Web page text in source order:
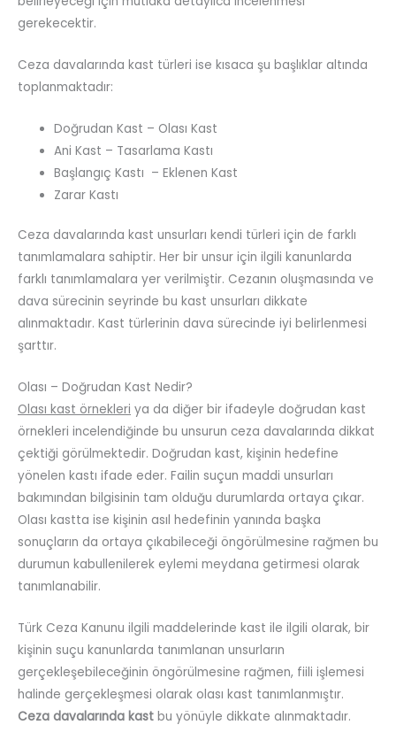
gerekecektir.
Ceza davalarında kast türleri ise kısaca şu başlıklar altında
toplanmaktadır:
Doğrudan Kast – Olası Kast
Ani Kast – Tasarlama Kastı
Başlangıç Kastı – Eklenen Kast
Zarar Kastı
Ceza davalarında kast unsurları kendi türleri için de farklı
tanımlamalara sahiptir. Her bir unsur için ilgili kanunlarda
farklı tanımlamalara yer verilmiştir. Cezanın oluşmasında ve
dava sürecinin seyrinde bu kast unsurları dikkate
alınmaktadır. Kast türlerinin dava sürecinde iyi belirlenmesi
şarttır.
Olası – Doğrudan Kast Nedir?
Olası kast örnekleri ya da diğer bir ifadeyle doğrudan kast
örnekleri incelendiğinde bu unsurun ceza davalarında dikkat
çektiği görülmektedir. Doğrudan kast, kişinin hedefine
yönelen kastı ifade eder. Failin suçun maddi unsurları
bakımından bilgisinin tam olduğu durumlarda ortaya çıkar.
Olası kastta ise kişinin asıl hedefinin yanında başka
sonuçların da ortaya çıkabileceği öngörülmesine rağmen bu
durumun kabullenilerek eylemi meydana getirmesi olarak
tanımlanabilir.
Türk Ceza Kanunu ilgili maddelerinde kast ile ilgili olarak, bir
kişinin suçu kanunlarda tanımlanan unsurların
gerçekleşebileceğinin öngörülmesine rağmen, fiili işlemesi
halinde gerçekleşmesi olarak olası kast tanımlanmıştır.
Ceza davalarında kast bu yönüyle dikkate alınmaktadır.